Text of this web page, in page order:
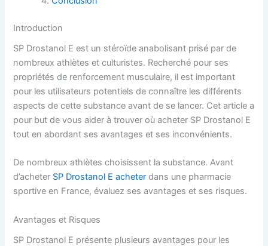
Introduction
SP Drostanol E est un stéroïde anabolisant prisé par de
nombreux athlètes et culturistes. Recherché pour ses
propriétés de renforcement musculaire, il est important
pour les utilisateurs potentiels de connaître les différents
aspects de cette substance avant de se lancer. Cet article a
pour but de vous aider à trouver où acheter SP Drostanol E
tout en abordant ses avantages et ses inconvénients.
De nombreux athlètes choisissent la substance. Avant
d’acheter SP Drostanol E acheter dans une pharmacie
sportive en France, évaluez ses avantages et ses risques.
Avantages et Risques
SP Drostanol E présente plusieurs avantages pour les